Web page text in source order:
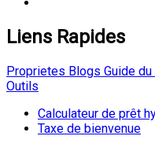
Liens Rapides
Proprietes Blogs Guide
Outils
Calculateur de prêt
Taxe de bienvenue